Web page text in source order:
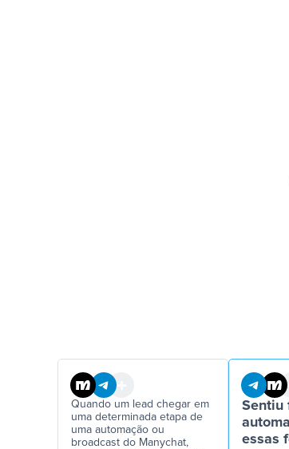
Quando um lead chegar em
uma determinada etapa de
uma automação ou
broadcast do Manychat,
Sentiu
essas